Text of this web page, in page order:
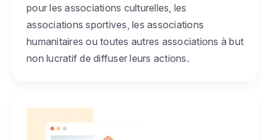
pour les associations culturelles, les
associations sportives, les associations
humanitaires ou toutes autres associations à but
non lucratif de diffuser leurs actions.